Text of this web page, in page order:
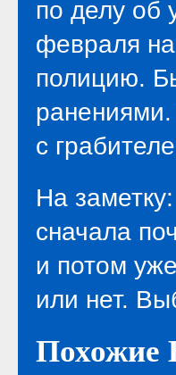
по делу об
февраля
полицию.
ранениями.
с
На
сначала
и потом
или нет.
Похожие